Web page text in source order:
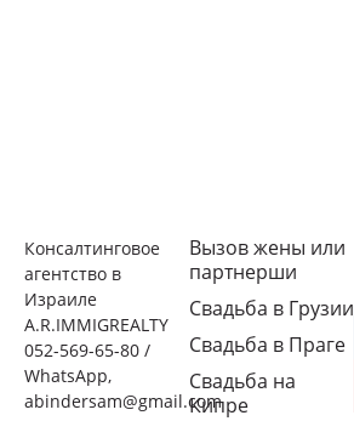
Консалтинговое
агентство в
Израиле
A.R.IMMIGREALTY
052-569-65-80 /
WhatsApp,
abindersam@gmail.com
Вызов жены или
партнерши
Свадьба в Грузии
Свадьба в Праге
Свадьба на
Кипре